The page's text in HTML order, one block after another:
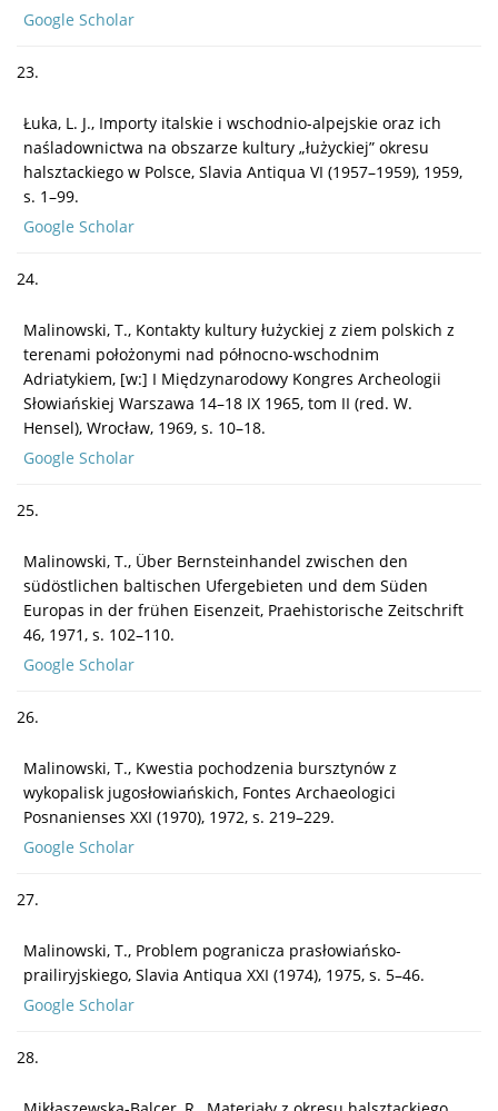
Google Scholar
23.
Łuka, L. J., Importy italskie i wschodnio-alpejskie oraz ich
naśladownictwa na obszarze kultury „łużyckiej” okresu
halsztackiego w Polsce, Slavia Antiqua VI (1957–1959), 1959,
s. 1–99.
Google Scholar
24.
Malinowski, T., Kontakty kultury łużyckiej z ziem polskich z
terenami położonymi nad północno-wschodnim
Adriatykiem, [w:] I Międzynarodowy Kongres Archeologii
Słowiańskiej Warszawa 14–18 IX 1965, tom II (red. W.
Hensel), Wrocław, 1969, s. 10–18.
Google Scholar
25.
Malinowski, T., Über Bernsteinhandel zwischen den
südöstlichen baltischen Ufergebieten und dem Süden
Europas in der frühen Eisenzeit, Praehistorische Zeitschrift
46, 1971, s. 102–110.
Google Scholar
26.
Malinowski, T., Kwestia pochodzenia bursztynów z
wykopalisk jugosłowiańskich, Fontes Archaeologici
Posnanienses XXI (1970), 1972, s. 219–229.
Google Scholar
27.
Malinowski, T., Problem pogranicza prasłowiańsko-
prailiryjskiego, Slavia Antiqua XXI (1974), 1975, s. 5–46.
Google Scholar
28.